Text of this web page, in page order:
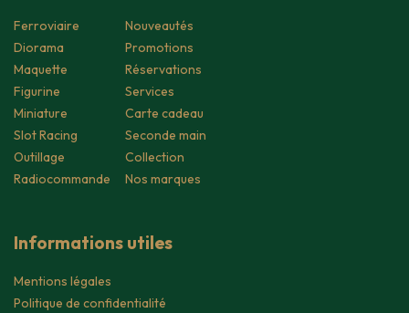
Ferroviaire
Diorama
Maquette
Figurine
Miniature
Slot Racing
Outillage
Radiocommande
Nouveautés
Promotions
Réservations
Services
Carte cadeau
Seconde main
Collection
Nos marques
Informations utiles
Mentions légales
Politique de confidentialité